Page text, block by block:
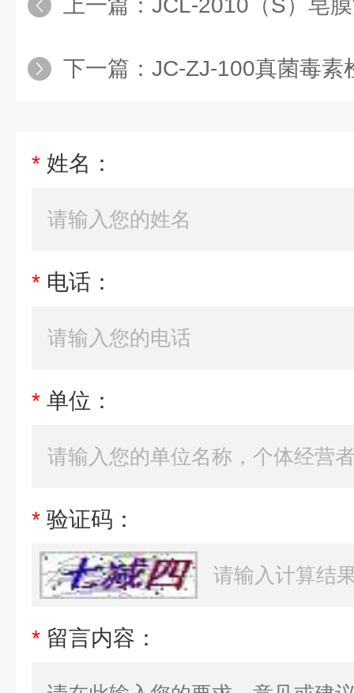
上一篇： JCL-2010（S）皂
下一篇： JC-ZJ-100真菌毒素
* 姓名：
* 电话：
* 单位：
* 验证码：
* 留言内容：